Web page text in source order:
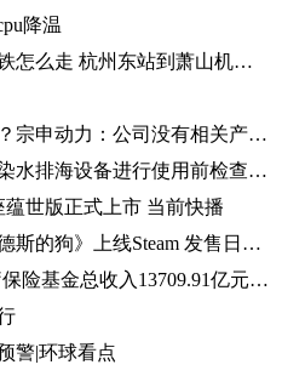
降温
从杭州东站到萧山机场坐地铁怎么走 杭州东站到萧山机场有地铁 环球要闻
公司有没有减速器相关专利？宗申动力：公司没有相关产品以及专利
日本核监管机构对福岛核污染水排海设备进行使用前检查_速递
世版正式上市 当前快播
环球即时：冒险游戏《佛兰德斯的狗》上线Steam 发售日期待定
天天快消息！1-5月基本医疗保险基金总收入13709.91亿元，同比增长8.2%
警|环球看点